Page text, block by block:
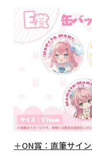
＋ON賞：直筆サイ